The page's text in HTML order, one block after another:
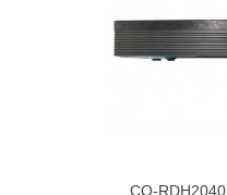
В
CO-